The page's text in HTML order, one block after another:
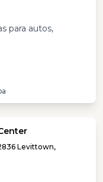
para autos,
Levittown,